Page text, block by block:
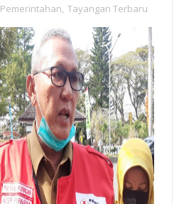
Pemerintahan Tayangan Terbaru